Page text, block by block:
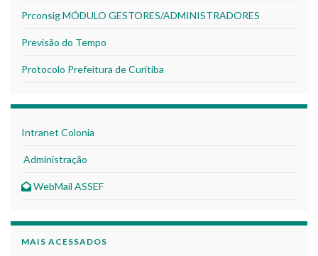
Prconsig MÓDULO GESTORES/ADMINISTRADORES
Previsão do Tempo
Protocolo Prefeitura de Curitiba
Intranet Colonia
Administração
WebMail ASSEF
MAIS ACESSADOS